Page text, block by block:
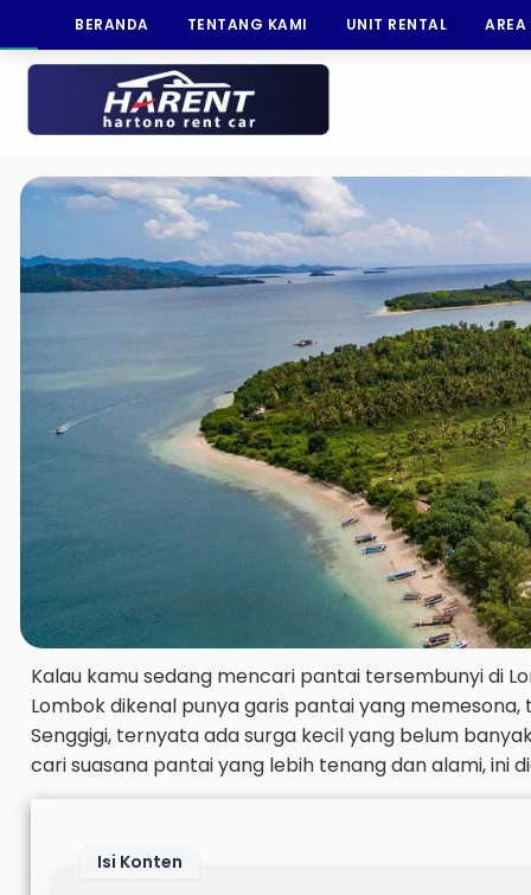
BERANDA TENTANG KAMI UNIT RENTAL AREA
Kalau kamu sedang mencari pantai tersembunyi di
Lombok dikenal punya garis pantai yang
Senggigi, ternyata ada surga kecil yang belum
cari suasana pantai yang lebih tenang dan alami, ini
Isi Konten